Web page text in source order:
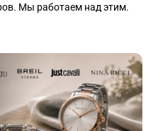
Мы работаем над этим.